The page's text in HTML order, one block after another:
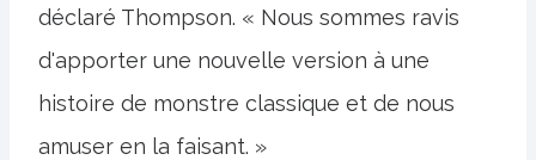
déclaré Thompson. « Nous sommes ravis
d'apporter une nouvelle version à une
histoire de monstre classique et de nous
amuser en la faisant. »